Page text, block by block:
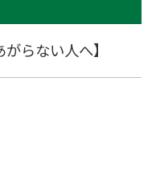
らない人へ】